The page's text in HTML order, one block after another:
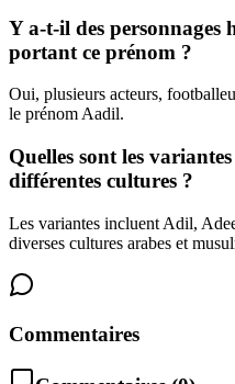
Y a-t-il des personnages
portant ce prénom ?
Oui, plusieurs acteurs,
le prénom Aadil.
Quelles sont les
différentes cultures ?
Les variantes incluent Adil,
diverses cultures arabes et
Commentaires